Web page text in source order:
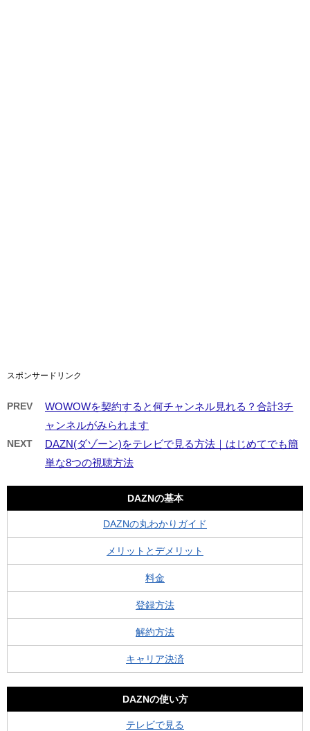
スポンサードリンク
PREV
WOWOWを契約すると何チャンネル見れる？合計3チ
ャンネルがみられます
NEXT
DAZN(ダゾーン)をテレビで見る方法｜はじめてでも簡
単な8つの視聴方法
DAZNの基本
DAZNの丸わかりガイド
メリットとデメリット
料金
登録方法
解約方法
キャリア決済
DAZNの使い方
テレビで見る